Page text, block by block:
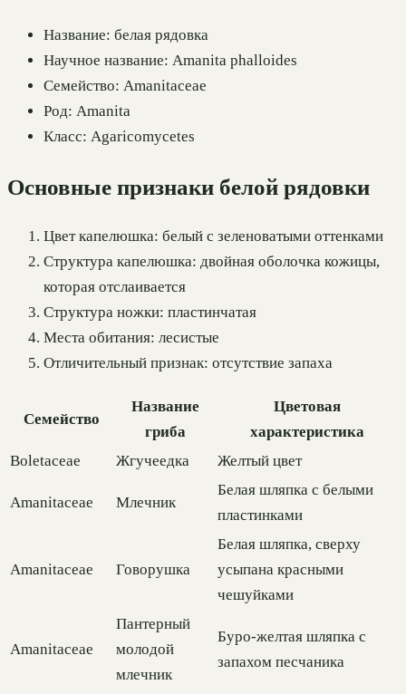
Название: белая рядовка
Научное название: Amanita phalloides
Семейство: Amanitaceae
Род: Amanita
Класс: Agaricomycetes
Основные признаки белой рядовки
Цвет капелюшка: белый с зеленоватыми оттенками
Структура капелюшка: двойная оболочка кожицы,
которая отслаивается
Структура ножки: пластинчатая
Места обитания: лесистые
Отличительный признак: отсутствие запаха
Семейство
Название
гриба
Цветовая
характеристика
Boletaceae
Жгучеедка Желтый цвет
Amanitaceae Млечник
Белая шляпка с белыми
пластинками
Amanitaceae Говорушка
Белая шляпка, сверху
усыпана красными
чешуйками
Amanitaceae
Пантерный
молодой
млечник
Буро-желтая шляпка с
запахом песчаника